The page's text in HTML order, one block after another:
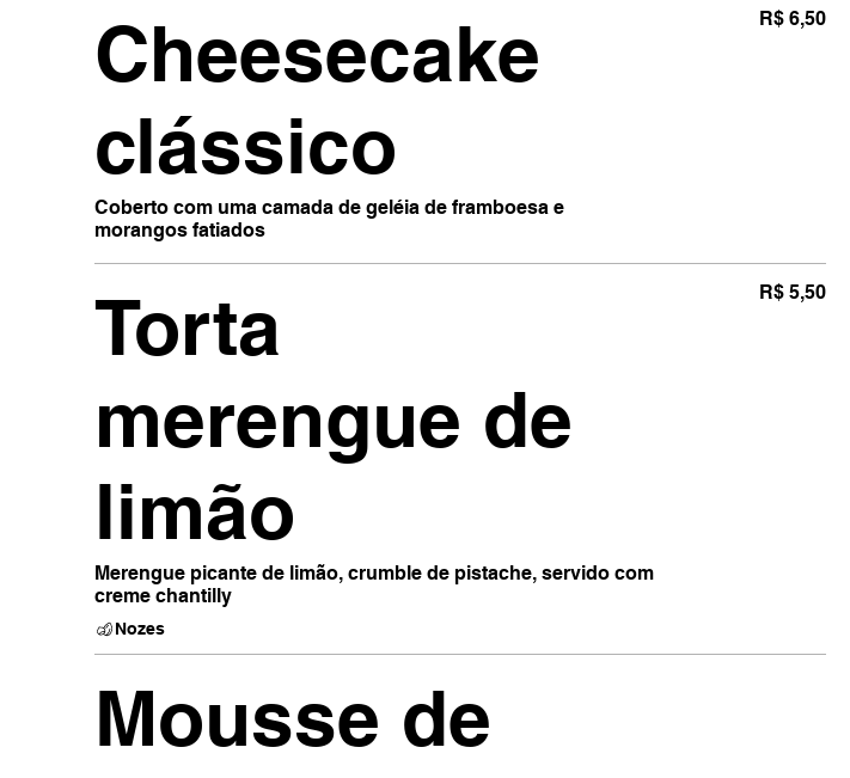
Cheesecake
clássico
Coberto com uma camada de geléia de framboesa e
morangos fatiados
R$ 6,50
Torta
merengue de
limão
Merengue picante de limão, crumble de pistache, servido com
creme chantilly
R$ 5,50
Nozes
Mousse de